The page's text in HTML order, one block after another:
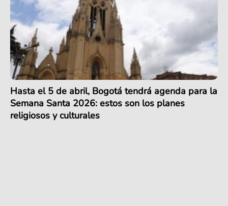
Hasta el 5 de abril, Bogotá tendrá agenda para la
Semana Santa 2026: estos son los planes
religiosos y culturales